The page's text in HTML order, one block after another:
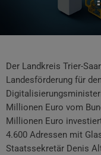
Der Landkreis Trier-
Landesförderung für
Millionen Euro vom
Millionen Euro
4.600 Adressen mit
Staatssekretär Denis